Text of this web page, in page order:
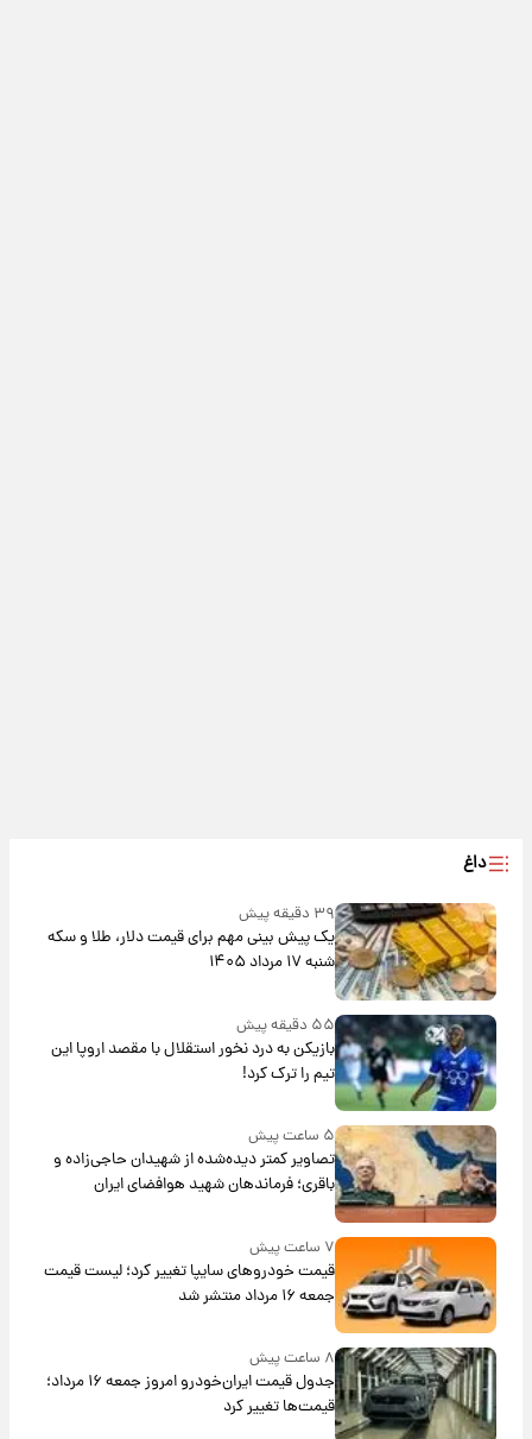
داغ
۳۹ دقیقه پیش
یک پیش ‌بینی مهم برای قیمت دلار، طلا و سکه
شنبه ۱۷ مرداد ۱۴۰۵
۵۵ دقیقه پیش
بازیکن به درد نخور استقلال با مقصد اروپا این
تیم را ترک کرد!
۵ ساعت پیش
تصاویر کمتر دیده‌شده از شهیدان حاجی‌زاده و
باقری؛ فرماندهان شهید هوافضای ایران
۷ ساعت پیش
قیمت خودروهای سایپا تغییر کرد؛ لیست قیمت
جمعه ۱۶ مرداد منتشر شد
۸ ساعت پیش
جدول قیمت ایران‌خودرو امروز جمعه ۱۶ مرداد؛
قیمت‌ها تغییر کرد